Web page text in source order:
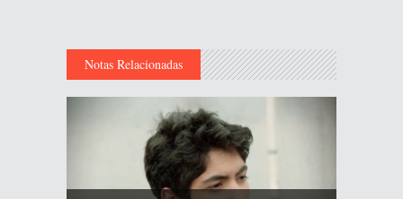
Notas Relacionadas